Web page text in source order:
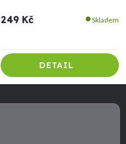
249 Kč Skladem
DETAIL